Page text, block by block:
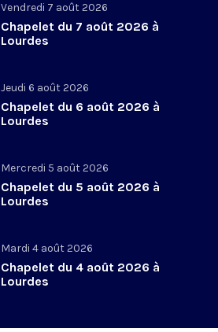
Vendredi 7 août 2026
Chapelet du 7 août 2026 à
Lourdes
Jeudi 6 août 2026
Chapelet du 6 août 2026 à
Lourdes
Mercredi 5 août 2026
Chapelet du 5 août 2026 à
Lourdes
Mardi 4 août 2026
Chapelet du 4 août 2026 à
Lourdes